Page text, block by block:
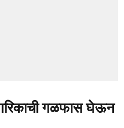
गळफास घेऊन